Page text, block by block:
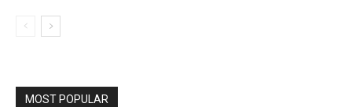
MOST POPULAR